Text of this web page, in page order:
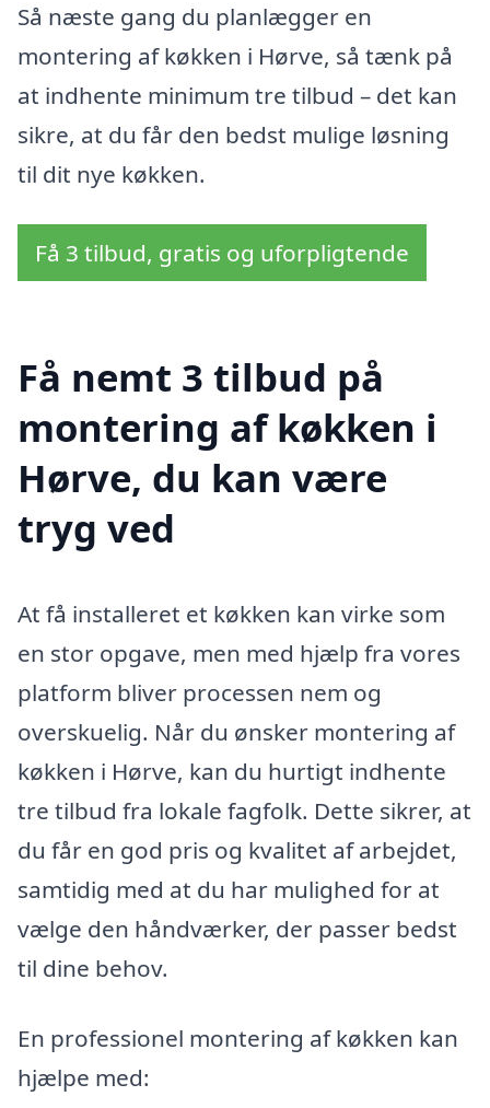
Så næste gang du planlægger en
montering af køkken i Hørve, så tænk på
at indhente minimum tre tilbud – det kan
sikre, at du får den bedst mulige løsning
til dit nye køkken.
Få 3 tilbud, gratis og uforpligtende
Få nemt 3 tilbud på
montering af køkken i
Hørve, du kan være
tryg ved
At få installeret et køkken kan virke som
en stor opgave, men med hjælp fra vores
platform bliver processen nem og
overskuelig. Når du ønsker montering af
køkken i Hørve, kan du hurtigt indhente
tre tilbud fra lokale fagfolk. Dette sikrer, at
du får en god pris og kvalitet af arbejdet,
samtidig med at du har mulighed for at
vælge den håndværker, der passer bedst
til dine behov.
En professionel montering af køkken kan
hjælpe med: